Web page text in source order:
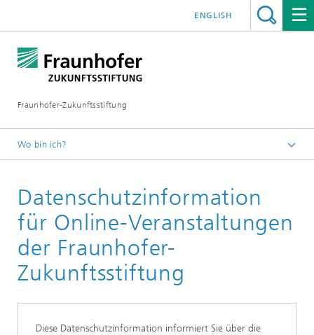
Fraunhofer-Zukunftsstiftung
ENGLISH
Wo bin ich?
Datenschutzinformation
für Online-Veranstaltungen
der Fraunhofer-
Zukunftsstiftung
Diese Datenschutzinformation informiert Sie über die